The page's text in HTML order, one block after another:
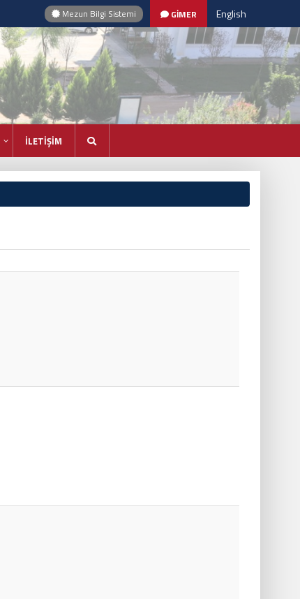
Mezun Bilgi Sistemi GİMER English
İLETİŞİM